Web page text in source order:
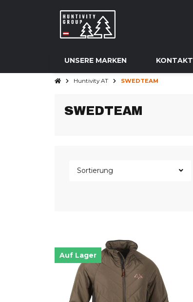
UNSERE MARKEN KONTAKT
Huntivity AT SWEDTEAM
SWEDTEAM
Sortierung
Auf Lager